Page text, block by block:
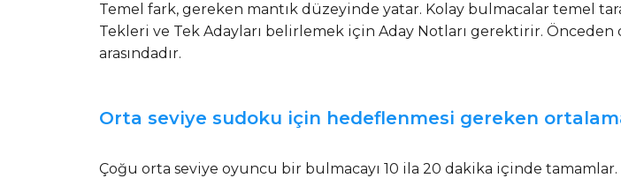
Temel fark, gereken mantık düzeyinde yatar. Kolay bulmacalar temel
Tekleri ve Tek Adayları belirlemek için Aday Notları gerektirir.
arasındadır.
Orta seviye sudoku için hedeflenmesi gereken
Çoğu orta seviye oyuncu bir bulmacayı 10 ila 20 dakika içinde